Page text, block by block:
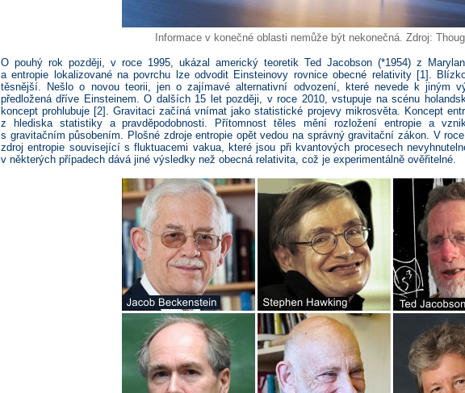
Informace v konečné oblasti nemůže být nekonečná. Zdroj:
O pouhý rok později, v roce 1995, ukázal americký teoretik Ted Jacobson (*1954) z
a entropie lokalizované na povrchu lze odvodit Einsteinovy rovnice obecné relativity [1].
těsnější. Nešlo o novou teorii, jen o zajímavé alternativní odvození, které nevede k jiným
předložená dříve Einsteinem. O dalších 15 let později, v roce 2010, vstupuje na scénu
koncept prohlubuje [2]. Gravitaci začíná vnímat jako statistické projevy mikrosvěta. Koncept
z hlediska statistiky a pravděpodobnosti. Přítomnost těles mění rozložení entropie a
s gravitačním působením. Plošné zdroje entropie opět vedou na správný gravitační zákon. V
zdroj entropie související s fluktuacemi vakua, které jsou při kvantových procesech
v některých případech dává jiné výsledky než obecná relativita, což je experimentálně ověřitelné.